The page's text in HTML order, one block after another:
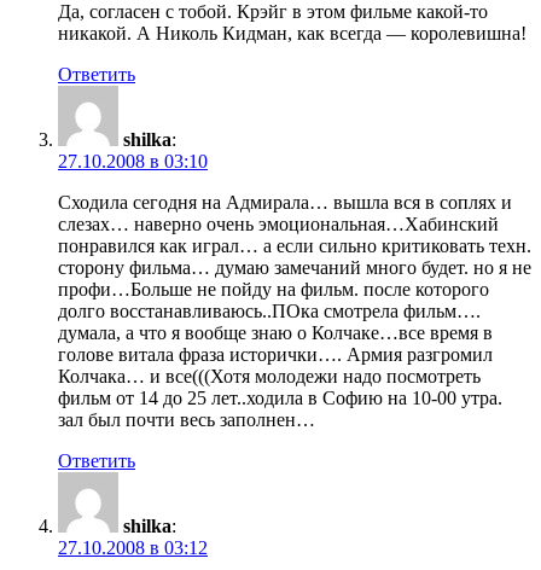
Да, согласен с тобой. Крэйг в этом фильме какой-то
никакой. А Николь Кидман, как всегда — королевишна!
Ответить
shilka:
27.10.2008 в 03:10
Сходила сегодня на Адмирала… вышла вся в соплях и
слезах… наверно очень эмоциональная…Хабинский
понравился как играл… а если сильно критиковать техн.
сторону фильма… думаю замечаний много будет. но я не
профи…Больше не пойду на фильм. после которого
долго восстанавливаюсь..ПОка смотрела фильм….
думала, а что я вообще знаю о Колчаке…все время в
голове витала фраза исторички…. Армия разгромил
Колчака… и все(((Хотя молодежи надо посмотреть
фильм от 14 до 25 лет..ходила в Софию на 10-00 утра.
зал был почти весь заполнен…
Ответить
shilka:
27.10.2008 в 03:12